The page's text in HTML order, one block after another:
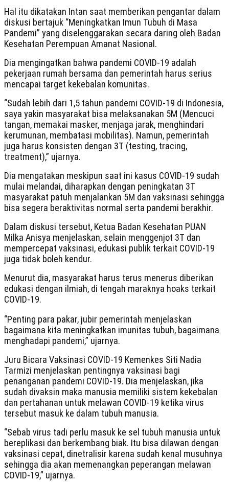
Hal itu dikatakan Intan saat memberikan pengantar dalam
diskusi bertajuk “Meningkatkan Imun Tubuh di Masa
Pandemi” yang diselenggarakan secara daring oleh Badan
Kesehatan Perempuan Amanat Nasional.
Dia mengingatkan bahwa pandemi COVID-19 adalah
pekerjaan rumah bersama dan pemerintah harus serius
mencapai target kekebalan komunitas.
“Sudah lebih dari 1,5 tahun pandemi COVID-19 di Indonesia,
saya yakin masyarakat bisa melaksanakan 5M (Mencuci
tangan, memakai masker, menjaga jarak, menghindari
kerumunan, membatasi mobilitas). Namun, pemerintah
juga harus konsisten dengan 3T (testing, tracing,
treatment),” ujarnya.
Dia mengatakan meskipun saat ini kasus COVID-19 sudah
mulai melandai, diharapkan dengan peningkatan 3T
masyarakat patuh menjalankan 5M dan vaksinasi sehingga
bisa segera beraktivitas normal serta pandemi berakhir.
Dalam diskusi tersebut, Ketua Badan Kesehatan PUAN
Milka Anisya menjelaskan, selain menggenjot 3T dan
mempercepat vaksinasi, edukasi publik terkait COVID-19
juga tidak boleh kendur.
Menurut dia, masyarakat harus terus menerus diberikan
edukasi dengan ilmiah, di tengah maraknya hoaks terkait
COVID-19.
“Penting para pakar, jubir pemerintah menjelaskan
bagaimana kita meningkatkan imunitas tubuh, bagaimana
menghadapi pandemi,” ujarnya.
Juru Bicara Vaksinasi COVID-19 Kemenkes Siti Nadia
Tarmizi menjelaskan pentingnya vaksinasi bagi
penanganan pandemi COVID-19. Dia menjelaskan, jika
sudah divaksin maka manusia memiliki sistem kekebalan
dan pertahanan untuk melawan COVID-19 ketika virus
tersebut masuk ke dalam tubuh manusia.
“Sebab virus tadi perlu masuk ke sel tubuh manusia untuk
bereplikasi dan berkembang biak. Itu bisa dilawan dengan
vaksinasi cepat, dinetralisir karena sudah kenal musuhnya
sehingga dia akan memenangkan peperangan melawan
COVID-19,” ujarnya.